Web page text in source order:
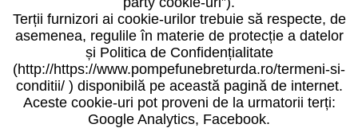
Terții furnizori ai cookie-urilor trebuie să respecte, de
asemenea, regulile în materie de protecție a datelor
și Politica de Confidențialitate
(http://https://www.pompefunebreturda.ro/termeni-si-
conditii/ ) disponibilă pe această pagină de internet.
Aceste cookie-uri pot proveni de la urmatorii terți:
Google Analytics, Facebook.